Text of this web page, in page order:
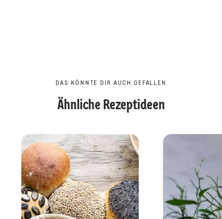
DAS KÖNNTE DIR AUCH GEFALLEN
Ähnliche Rezeptideen